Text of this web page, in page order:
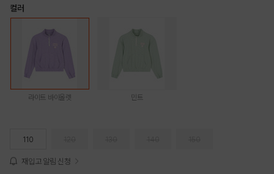
컬러
라이트 바이올렛 민트
110
재입고 알림 신청